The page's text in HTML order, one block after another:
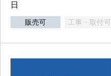
日
販売可 工事・取付可